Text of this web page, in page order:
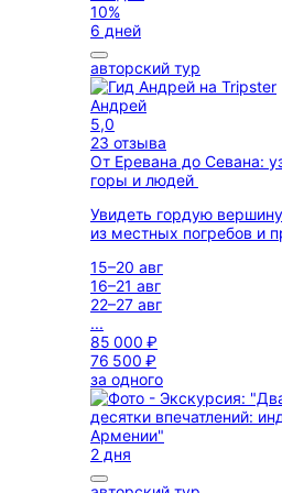
10%
6 дней
авторский тур
Андрей
5,0
23 отзыва
От Еревана до Севана:
горы и людей
Увидеть гордую
из местных погребов и
15–20 авг
16–21 авг
22–27 авг
...
85 000 ₽
76 500 ₽
за одного
2 дня